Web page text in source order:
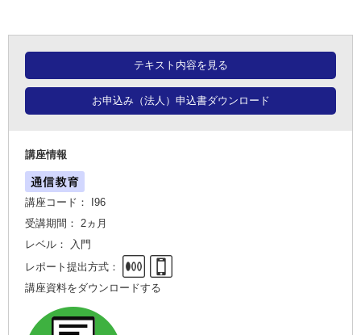
テキスト内容を見る
お申込み（法人）申込書ダウンロード
講座情報
講座コード： I96
受講期間： 2ヵ月
レベル： 入門
レポート提出方式：
講座資料をダウンロードする